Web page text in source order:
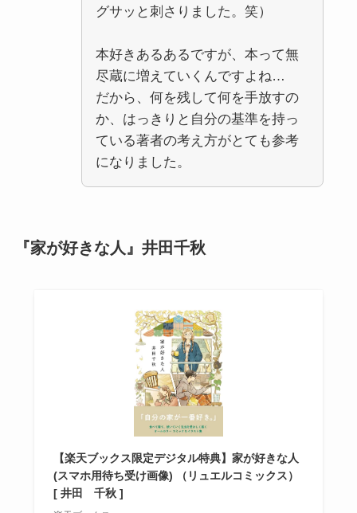
グサッと刺さりました。笑）
本好きあるあるですが、本って無
尽蔵に増えていくんですよね…
だから、何を残して何を手放すの
か、はっきりと自分の基準を持っ
ている著者の考え方がとても参考
になりました。
『家が好きな人』井田千秋
【楽天ブックス限定デジタル特典】家が好きな人
(スマホ用待ち受け画像) （リュエルコミックス）
[ 井田 千秋 ]